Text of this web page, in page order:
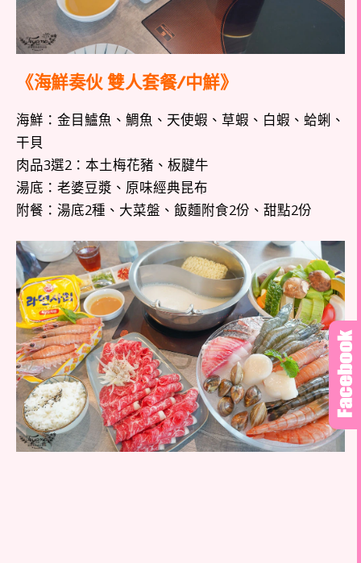
《海鮮奏伙 雙人套餐/中鮮》
海鮮：金目鱸魚、鯛魚、天使蝦、草蝦、白蝦、蛤蜊、
干貝
肉品3選2：本土梅花豬、板腱牛
湯底：老婆豆漿、原味經典昆布
附餐：湯底2種、大菜盤、飯麵附食2份、甜點2份